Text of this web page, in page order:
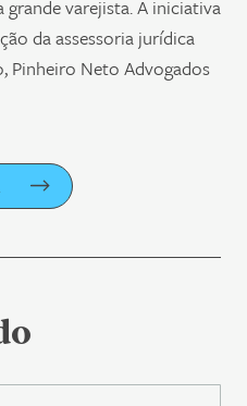
varejista. A iniciativa
da assessoria jurídica
Pinheiro Neto Advogados